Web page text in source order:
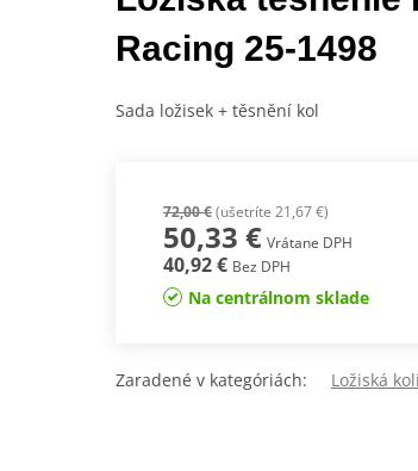
Racing 25-1498
Sada ložisek + těsnění kol
72,00 €(ušetríte 21,67 €)
50,33 € Vrátane DPH
40,92 € Bez DPH
Na centrálnom sklade
Zaradené v kategóriách: Ložiská